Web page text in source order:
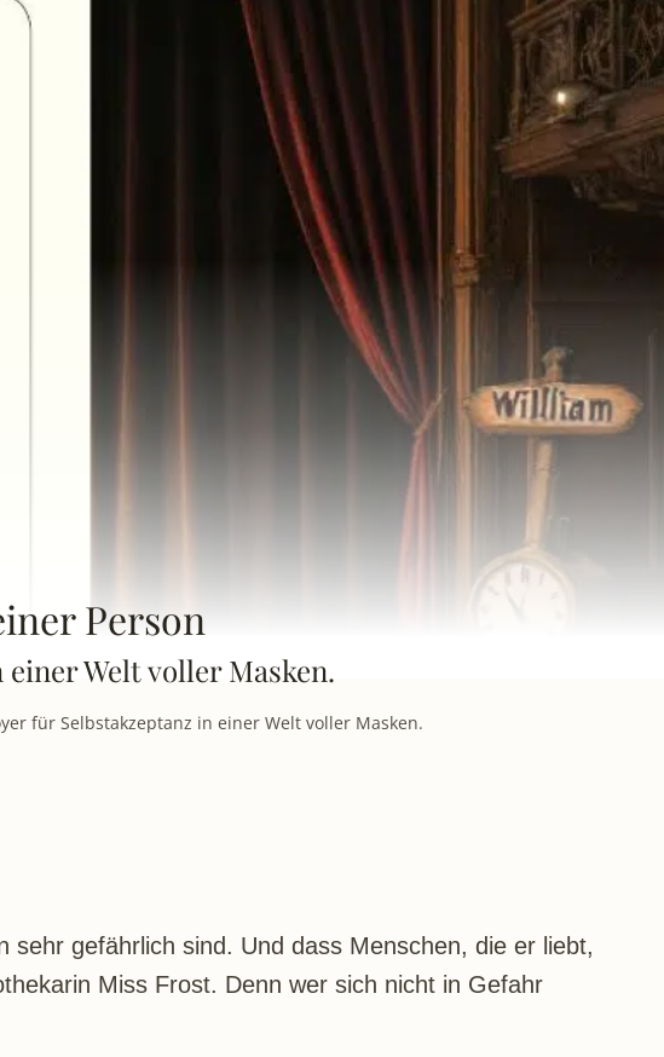
Person
Welt voller Masken.
für Selbstakzeptanz in einer Welt voller Masken.
gefährlich sind. Und dass Menschen, die er liebt,
Miss Frost. Denn wer sich nicht in Gefahr